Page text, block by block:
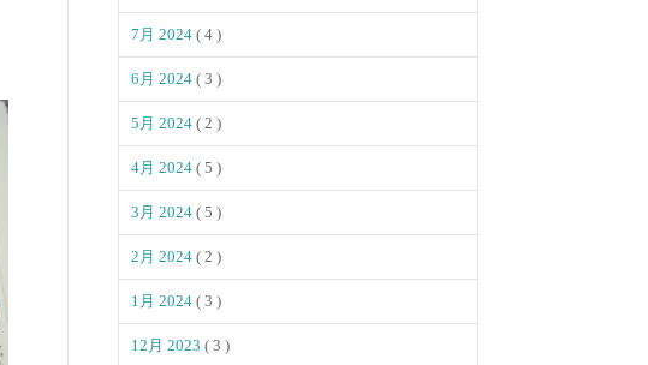
7月 2024 ( 4 )
6月 2024 ( 3 )
5月 2024 ( 2 )
4月 2024 ( 5 )
3月 2024 ( 5 )
2月 2024 ( 2 )
1月 2024 ( 3 )
12月 2023 ( 3 )